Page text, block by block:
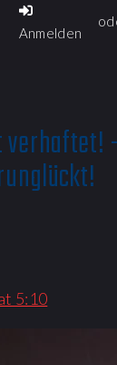
Anmelden
5:10